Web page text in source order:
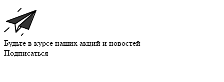
Будьте в курсе наших акций и новостей
Подписаться